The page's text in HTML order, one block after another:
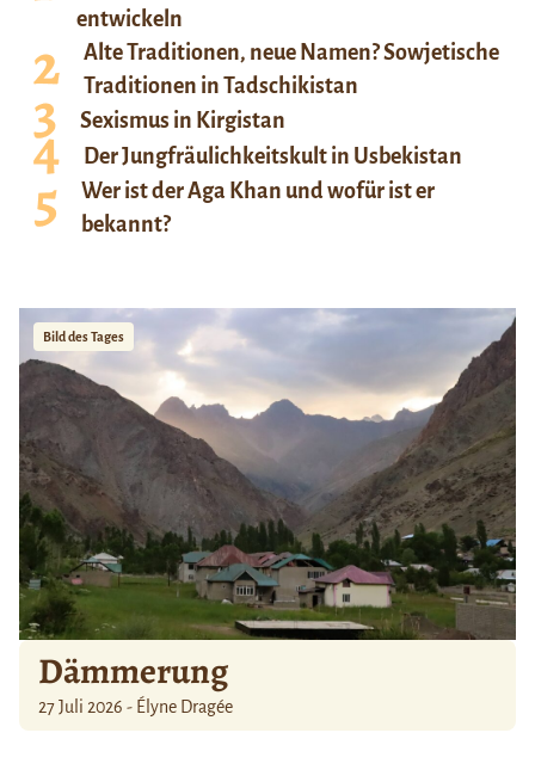
entwickeln
Alte Traditionen, neue Namen? Sowjetische
Traditionen in Tadschikistan
Sexismus in Kirgistan
Der Jungfräulichkeitskult in Usbekistan
Wer ist der Aga Khan und wofür ist er
bekannt?
Bild des Tages
Dämmerung
27 Juli 2026 - Élyne Dragée